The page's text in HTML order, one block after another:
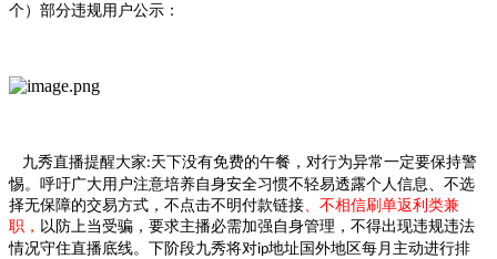
个）部分违规用户公示：
九秀直播提醒大家:天下没有免费的午餐，对行为异常一定要保持警
惕。呼吁广大用户注意培养自身安全习惯不轻易透露个人信息、不选
择无保障的交易方式，不点击不明付款链接 、不相信刷单返利类兼
职 ， 以防上当受骗 ， 要求主播必需加强自身管理 ， 不得出现违规违法
情况守住直播底线。 下阶段九秀将对ip地址国外地区每月主动进行排